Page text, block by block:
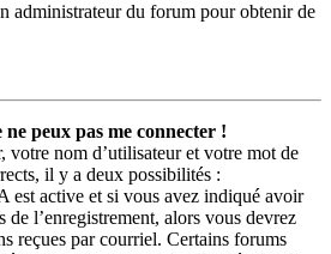
administrateur du forum pour obtenir de
peux pas me connecter !
votre nom d’utilisateur et votre mot de
il y a deux possibilités :
est active et si vous avez indiqué avoir
de l’enregistrement, alors vous devrez
reçues par courriel. Certains forums